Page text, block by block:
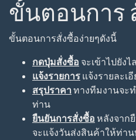
ขั้นตอนการ
ขั้นตอนการสั่งซื้อง่ายๆดังนี้
กดปุ่มสั่งซื้อ จะเข้าไปยังไ
แจ้งรายการ แจ้งรายละเ
สรุปราคา ทางทีมงานจะ
ท่าน
ยืนยันการสั่งซื้อ หลังจาก
จะแจ้งวันส่งสินค้าให้ท่า